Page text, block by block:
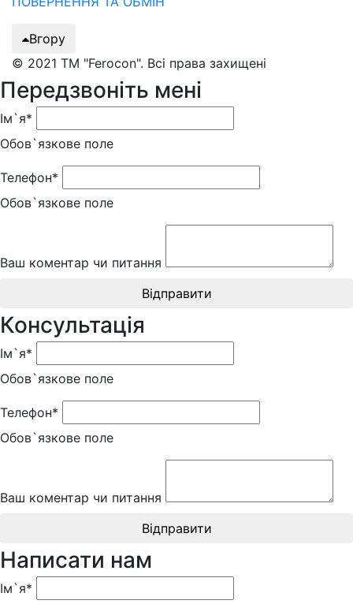
Вгору
© 2021 ТМ "Ferocon". Всі права захищені
Передзвоніть мені
Ім`я*
Обов`язкове поле
Телефон*
Обов`язкове поле
Ваш коментар чи питання
Відправити
Консультація
Ім`я*
Обов`язкове поле
Телефон*
Обов`язкове поле
Ваш коментар чи питання
Відправити
Написати нам
Ім`я*